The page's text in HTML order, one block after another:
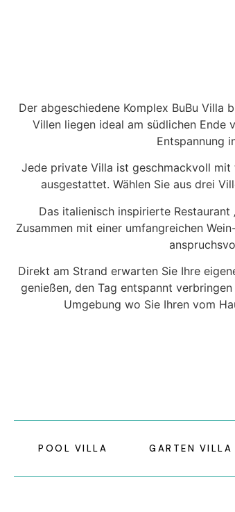
Der abgeschiedene Komplex BuBu Villa
Villen liegen ideal am südlichen Ende
Entspannung
Jede private Villa ist geschmackvoll
ausgestattet. Wählen Sie aus drei
Das italienisch inspirierte
Zusammen mit einer umfangreichen
Direkt am Strand erwarten Sie Ihre
genießen, den Tag entspannt
Umgebung wo Sie Ihren vom
POOL VILLA GARTEN VILLA